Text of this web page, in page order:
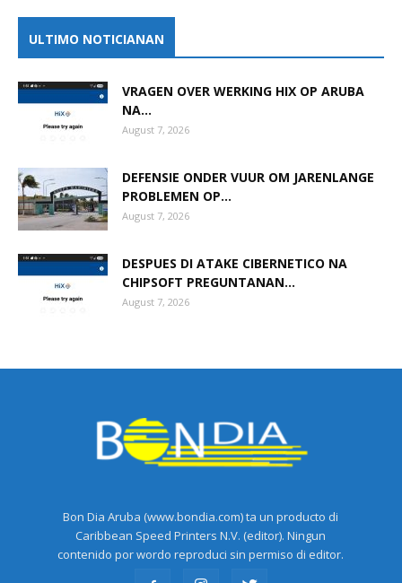
ULTIMO NOTICIANAN
VRAGEN OVER WERKING HIX OP ARUBA
NA...
August 7, 2026
DEFENSIE ONDER VUUR OM JARENLANGE
PROBLEMEN OP...
August 7, 2026
DESPUES DI ATAKE CIBERNETICO NA
CHIPSOFT PREGUNTANAN...
August 7, 2026
Bon Dia Aruba (www.bondia.com) ta un producto di
Caribbean Speed Printers N.V. (editor). Ningun
contenido por wordo reproduci sin permiso di editor.